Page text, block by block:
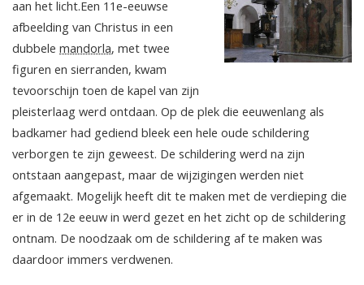
aan het licht.Een 11e-eeuwse
afbeelding van Christus in een
dubbele mandorla, met twee
figuren en sierranden, kwam
tevoorschijn toen de kapel van zijn
pleisterlaag werd ontdaan. Op de plek die eeuwenlang als
badkamer had gediend bleek een hele oude schildering
verborgen te zijn geweest. De schildering werd na zijn
ontstaan aangepast, maar de wijzigingen werden niet
afgemaakt. Mogelijk heeft dit te maken met de verdieping die
er in de 12e eeuw in werd gezet en het zicht op de schildering
ontnam. De noodzaak om de schildering af te maken was
daardoor immers verdwenen.